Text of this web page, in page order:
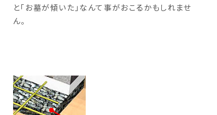
と「お墓が傾いた」なんて事がおこるかもしれませ
ん。